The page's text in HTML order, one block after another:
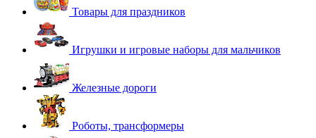
Товары для праздников
Игрушки и игровые наборы для мальчиков
Железные дороги
Роботы, трансформеры